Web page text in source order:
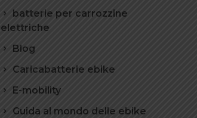
batterie per carrozzine
elettriche
Blog
Caricabatterie ebike
E-mobility
Guida al mondo delle ebike